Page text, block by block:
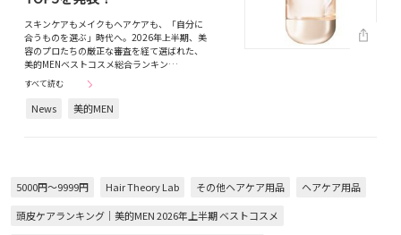
スキンケアもメイクもヘアケアも、「自分に
合うものを選ぶ」時代へ。2026年上半期、美
容のプロたちの厳正な審査を経て選ばれた、
美的MENベストコスメ総合ランキン…
すべて読む
News 美的MEN
5000円～9999円 Hair Theory Lab その他ヘアケア用品
ヘアケア用品
頭皮ケアランキング｜美的MEN 2026年上半期 ベストコスメ